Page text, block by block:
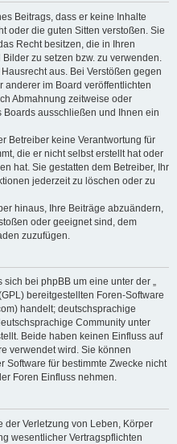
Beitrags, dass er keine Inhalte
oder die guten Sitten verstoßen. Sie
Recht besitzen, die in Ihren
zu setzen bzw. zu verwenden.
aus. Bei Verstößen gegen
im Board veröffentlichten
Abmahnung zeitweise oder
ausschließen und Ihnen ein
Betreiber keine Verantwortung für
die er nicht selbst erstellt hat oder
hat. Sie gestatten dem Betreiber, Ihr
jederzeit zu löschen oder zu
hinaus, Ihre Beiträge abzuändern,
oder geeignet sind, dem
zuzufügen.
bei phpBB um eine unter der „
bereitgestellten Foren-Software
handelt; deutschsprachige
Community unter
Beide haben keinen Einfluss auf
verwendet wird. Sie können
Software für bestimmte Zwecke nicht
Foren Einfluss nehmen.
der Verletzung von Leben, Körper
wesentlicher Vertragspflichten